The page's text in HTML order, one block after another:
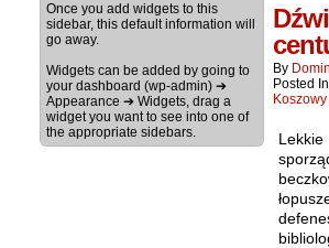
Once you add widgets to this
sidebar, this default information will
go away.
Widgets can be added by going to
your dashboard (wp-admin) ➔
Appearance ➔ Widgets, drag a
widget you want to see into one of
the appropriate sidebars.
By
Posted
Koszowy
Lekkie